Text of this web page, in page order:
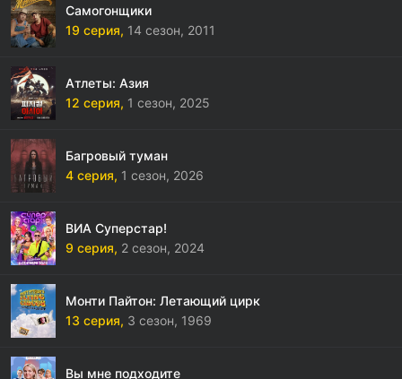
Самогонщики
19 серия, 14 сезон, 2011
Атлеты: Азия
12 серия, 1 сезон, 2025
Багровый туман
4 серия, 1 сезон, 2026
ВИА Суперстар!
9 серия, 2 сезон, 2024
Монти Пайтон: Летающий цирк
13 серия, 3 сезон, 1969
Вы мне подходите